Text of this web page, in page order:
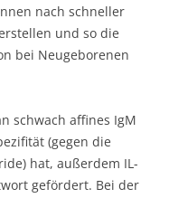
nach schneller
und so die
bei Neugeborenen
schwach affines IgM
(gegen die
hat, außerdem IL-
gefördert. Bei der